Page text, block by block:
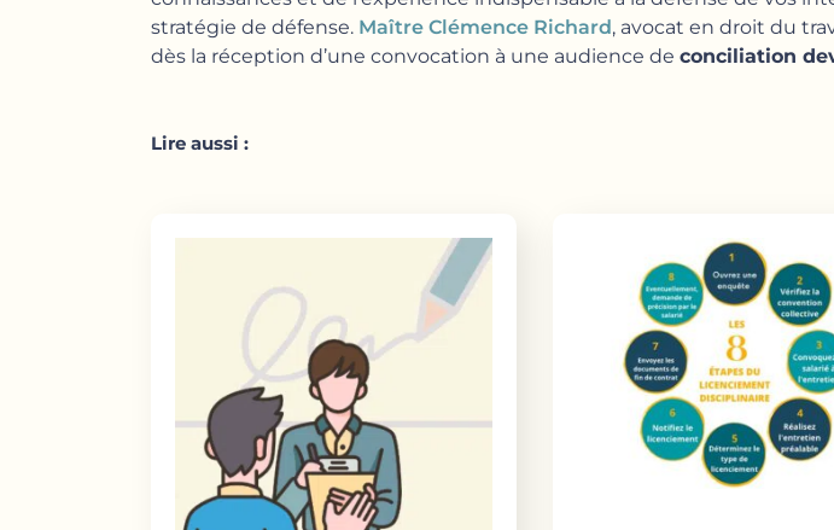
stratégie de défense. Maître Clémence Richard, avocat en droit du
dès la réception d’une convocation à une audience de conciliation
Lire aussi :